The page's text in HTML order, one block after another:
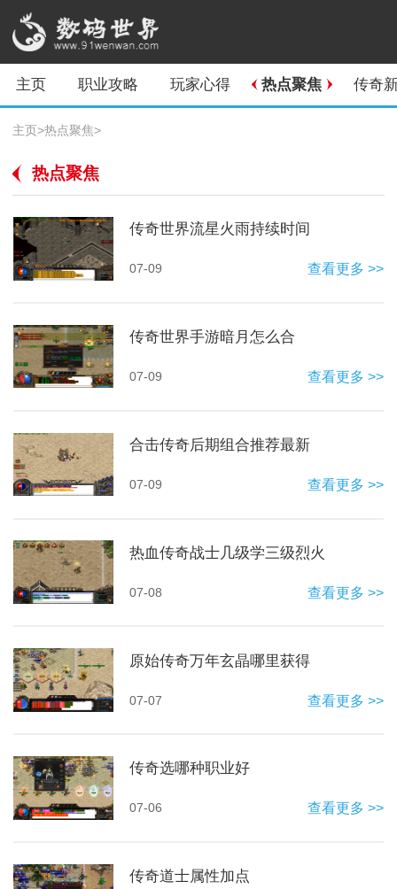
主页 职业攻略 玩家心得 热点聚焦 传奇
主页>热点聚焦>
热点聚焦
传奇世界流星火雨持续时间
07-09 查看更多 >>
传奇世界手游暗月怎么合
07-09 查看更多 >>
合击传奇后期组合推荐最新
07-09 查看更多 >>
热血传奇战士几级学三级烈火
07-08 查看更多 >>
原始传奇万年玄晶哪里获得
07-07 查看更多 >>
传奇选哪种职业好
07-06 查看更多 >>
传奇道士属性加点